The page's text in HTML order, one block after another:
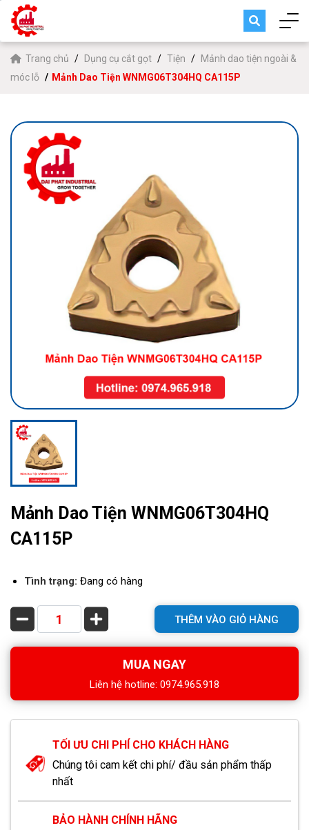
Trang chủ Dụng cụ cắt gọt Tiện
Mảnh dao tiện ngoài &
móc lỗ
Mảnh Dao Tiện WNMG06T304HQ CA115P
Mảnh Dao Tiện WNMG06T304HQ
CA115P
Tình trạng: Đang có hàng
THÊM VÀO GIỎ HÀNG
MUA NGAY
Liên hệ hotline: 0974.965.918
TỐI ƯU CHI PHÍ CHO KHÁCH HÀNG
Chúng tôi cam kết chi phí/ đầu sản phẩm thấp
nhất
BẢO HÀNH CHÍNH HÃNG